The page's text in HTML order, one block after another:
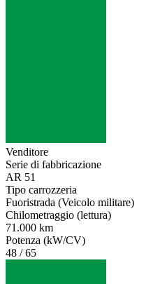
Venditore
Serie di fabbricazione
AR 51
Tipo carrozzeria
Fuoristrada (Veicolo militare)
Chilometraggio (lettura)
71.000 km
Potenza (kW/CV)
48 / 65